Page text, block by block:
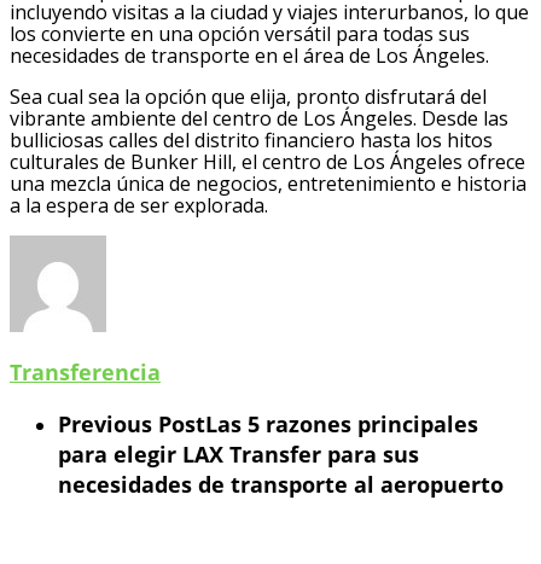
incluyendo visitas a la ciudad y viajes interurbanos, lo que
los convierte en una opción versátil para todas sus
necesidades de transporte en el área de Los Ángeles.
Sea cual sea la opción que elija, pronto disfrutará del
vibrante ambiente del centro de Los Ángeles. Desde las
bulliciosas calles del distrito financiero hasta los hitos
culturales de Bunker Hill, el centro de Los Ángeles ofrece
una mezcla única de negocios, entretenimiento e historia
a la espera de ser explorada.
Transferencia
Previous PostLas 5 razones principales
para elegir LAX Transfer para sus
necesidades de transporte al aeropuerto